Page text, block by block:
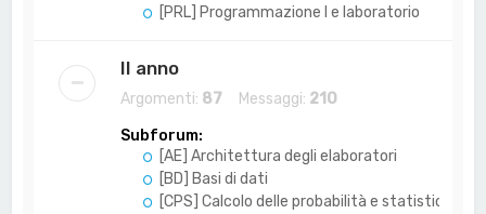
[PRL] Programmazione I e laboratorio
II anno
Argomenti: 87 Messaggi: 210
Subforum:
[AE] Architettura degli elaboratori
[BD] Basi di dati
[CPS] Calcolo delle probabilità e statistica